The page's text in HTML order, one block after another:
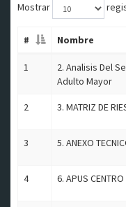
Mostrar
# Nombre
1
2. Analisis Del
Adulto Mayor
2 3. MATRIZ DE
3 5. ANEXO
4 6. APUS CENTRO